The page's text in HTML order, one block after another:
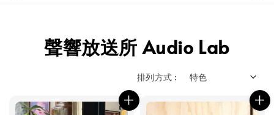
聲響放送所 Audio Lab
排列方式 :